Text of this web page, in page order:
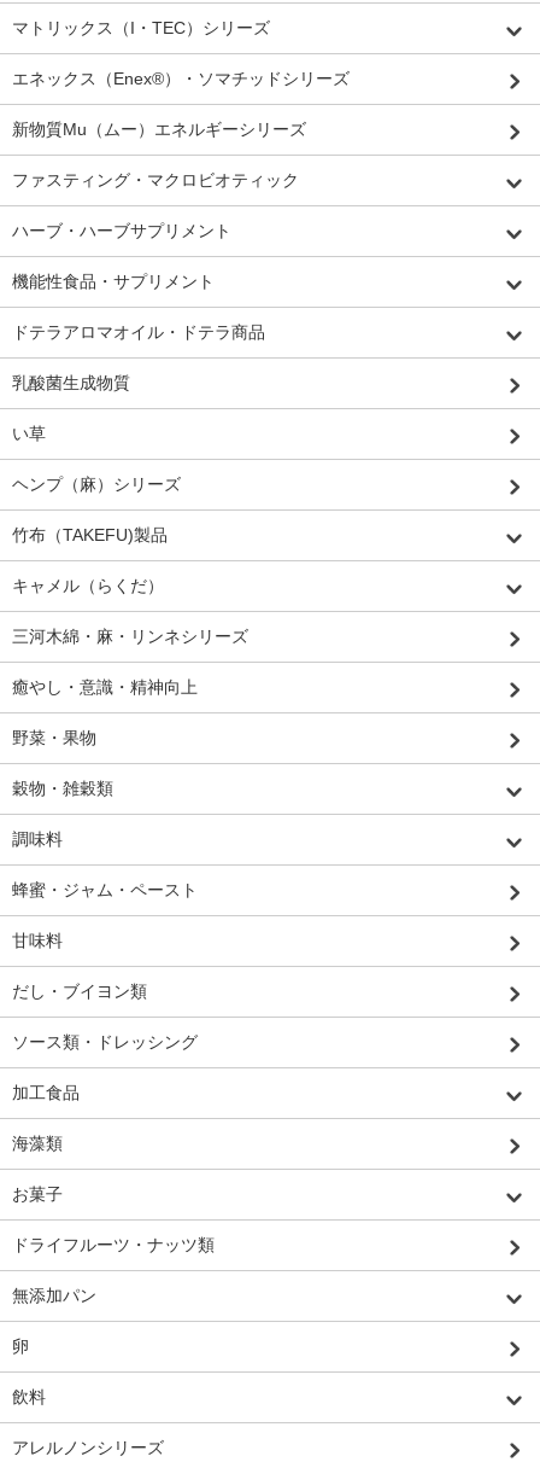
マトリックス（I・TEC）シリーズ
エネックス（Enex®）・ソマチッドシリーズ
新物質Mu（ムー）エネルギーシリーズ
ファスティング・マクロビオティック
ハーブ・ハーブサプリメント
機能性食品・サプリメント
ドテラアロマオイル・ドテラ商品
乳酸菌生成物質
い草
ヘンプ（麻）シリーズ
竹布（TAKEFU)製品
キャメル（らくだ）
三河木綿・麻・リンネシリーズ
癒やし・意識・精神向上
野菜・果物
穀物・雑穀類
調味料
蜂蜜・ジャム・ペースト
甘味料
だし・ブイヨン類
ソース類・ドレッシング
加工食品
海藻類
お菓子
ドライフルーツ・ナッツ類
無添加パン
卵
飲料
アレルノンシリーズ